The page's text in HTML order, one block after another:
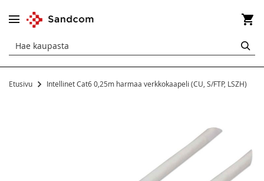
Etusivu Intellinet Cat6 0,25m harmaa verkkokaapeli (CU, S/FTP, LSZH)